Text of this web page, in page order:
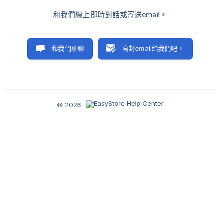
和我們線上即時對話或寄送email。
和我們聊聊 寫封email給我們吧。
© 2026